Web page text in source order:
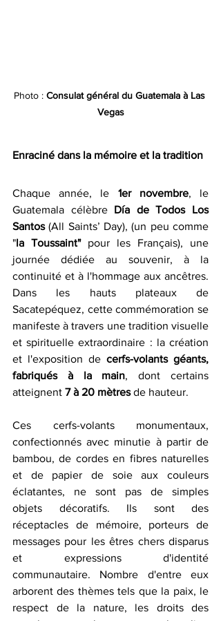
Photo : Consulat général du Guatemala à Las
Vegas
Enraciné dans la mémoire et la tradition
Chaque année, le 1er novembre, le
Guatemala célèbre
Día de Todos Los
Santos (All Saints’ Day), (un peu comme
" la Toussaint" pour les Français), une
journée dédiée au souvenir, à la
continuité et à l'hommage aux ancêtres.
Dans les hauts plateaux de
Sacatepéquez, cette commémoration se
manifeste à travers une tradition visuelle
et spirituelle extraordinaire : la création
et l'exposition de cerfs-volants géants,
fabriqués à la main, dont certains
atteignent 7 à 20 mètres de hauteur.
Ces cerfs-volants monumentaux,
confectionnés avec minutie à partir de
bambou, de cordes en fibres naturelles
et de papier de soie aux couleurs
éclatantes, ne sont pas de simples
objets décoratifs. Ils sont des
réceptacles de mémoire, porteurs de
messages pour les êtres chers disparus
et expressions d'identité
communautaire. Nombre d'entre eux
arborent des thèmes tels que la paix, le
respect de la nature, les droits des